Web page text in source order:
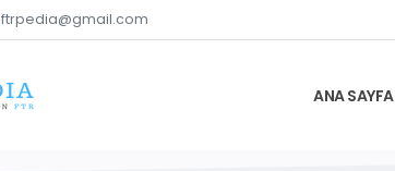
ftrpedia@gmail.com
ANA SAYFA